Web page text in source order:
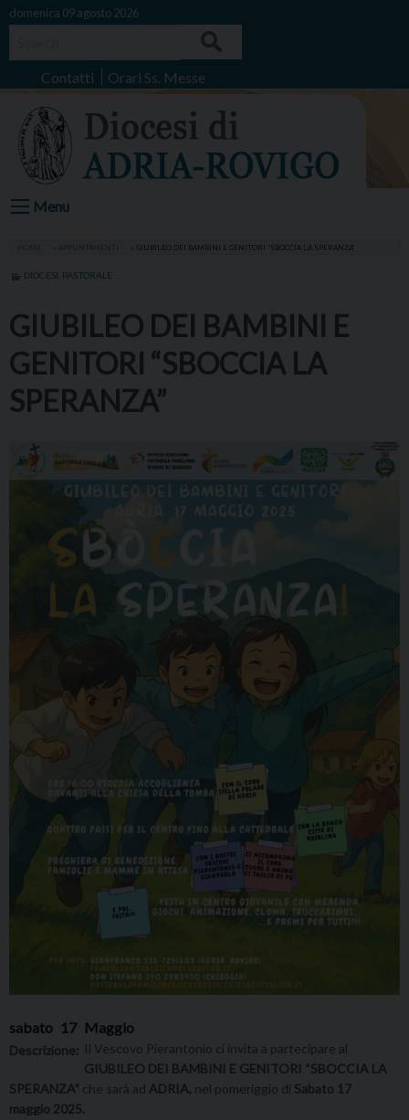
Skip
domenica 09 agosto 2026
Contatti Orari Ss. Messe
Menu
HOME APPUNTAMENTI GIUBILEO DEI BAMBINI E GENITORI “SBOCCIA LA SPERANZA”
DIOCESI PASTORALE
GIUBILEO DEI BAMBINI E
GENITORI “SBOCCIA LA
SPERANZA”
sabato 17 Maggio
Descrizione: Il Vescovo Pierantonio ci invita a partecipare al
GIUBILEO DEI BAMBINI E GENITORI “SBOCCIA LA
SPERANZA” che sarà ad ADRIA, nel pomeriggio di Sabato 17
maggio 2025.